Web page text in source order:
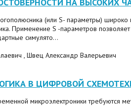
(или S- параметры) широко
Применение S -параметров
симулято...
, Швец Александр Валерьевич
В ЦИФРОВОЙ
микроэлектроники требуются